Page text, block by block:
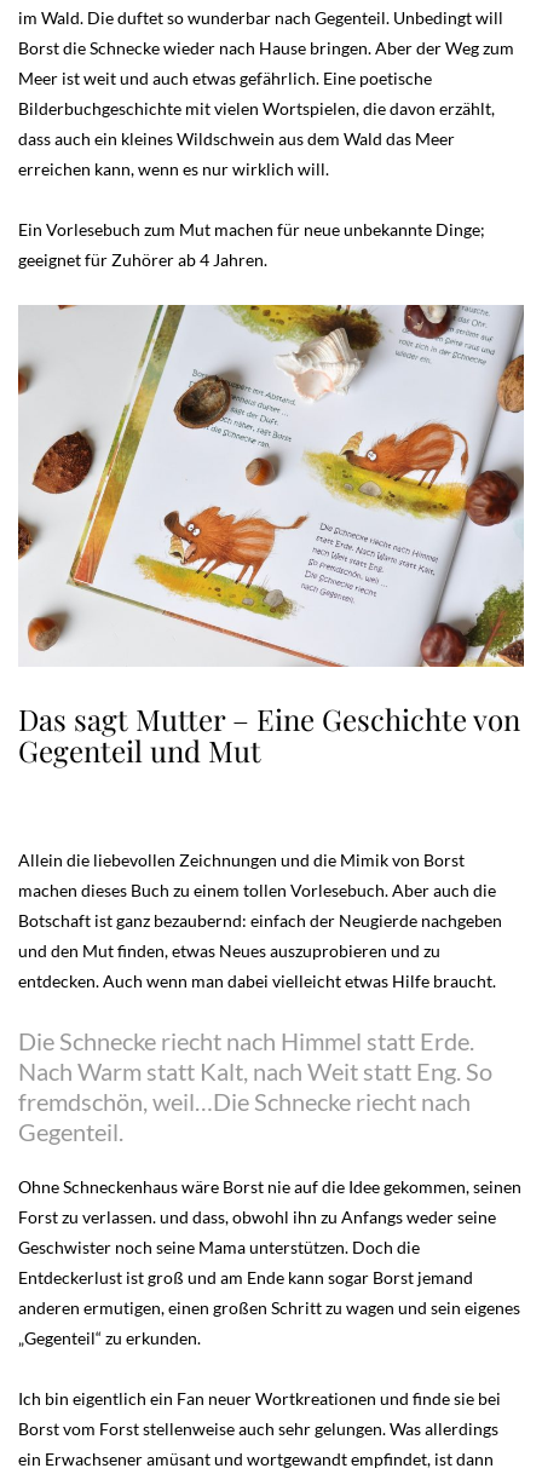
im Wald. Die duftet so wunderbar nach Gegenteil. Unbedingt will
Borst die Schnecke wieder nach Hause bringen. Aber der Weg zum
Meer ist weit und auch etwas gefährlich. Eine poetische
Bilderbuchgeschichte mit vielen Wortspielen, die davon erzählt,
dass auch ein kleines Wildschwein aus dem Wald das Meer
erreichen kann, wenn es nur wirklich will.
Ein Vorlesebuch zum Mut machen für neue unbekannte Dinge;
geeignet für Zuhörer ab 4 Jahren.
Das sagt Mutter – Eine Geschichte von
Gegenteil und Mut
Allein die liebevollen Zeichnungen und die Mimik von Borst
machen dieses Buch zu einem tollen Vorlesebuch. Aber auch die
Botschaft ist ganz bezaubernd: einfach der Neugierde nachgeben
und den Mut finden, etwas Neues auszuprobieren und zu
entdecken. Auch wenn man dabei vielleicht etwas Hilfe braucht.
Die Schnecke riecht nach Himmel statt Erde.
Nach Warm statt Kalt, nach Weit statt Eng. So
fremdschön, weil…Die Schnecke riecht nach
Gegenteil.
Ohne Schneckenhaus wäre Borst nie auf die Idee gekommen, seinen
Forst zu verlassen. und dass, obwohl ihn zu Anfangs weder seine
Geschwister noch seine Mama unterstützen. Doch die
Entdeckerlust ist groß und am Ende kann sogar Borst jemand
anderen ermutigen, einen großen Schritt zu wagen und sein eigenes
„Gegenteil“ zu erkunden.
Ich bin eigentlich ein Fan neuer Wortkreationen und finde sie bei
Borst vom Forst stellenweise auch sehr gelungen. Was allerdings
ein Erwachsener amüsant und wortgewandt empfindet, ist dann